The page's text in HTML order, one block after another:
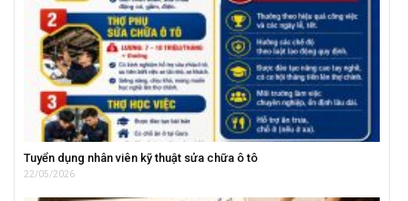
Tuyển dụng nhân viên kỹ thuật sửa chữa ô tô
22/05/2026